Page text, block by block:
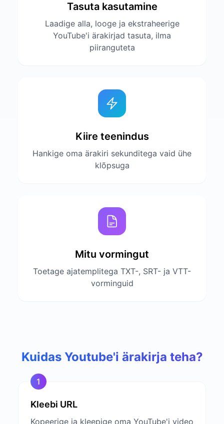
Tasuta kasutamine
Laadige alla, looge ja ekstraheerige
YouTube'i ärakirjad tasuta, ilma
piiranguteta
Kiire teenindus
Hankige oma ärakiri sekunditega vaid ühe
klõpsuga
Mitu vormingut
Toetage ajatemplitega TXT-, SRT- ja VTT-
vorminguid
Kuidas Youtube'i ärakirja teha?
1
Kleebi URL
Kopeerige ja kleepige oma YouTube'i video